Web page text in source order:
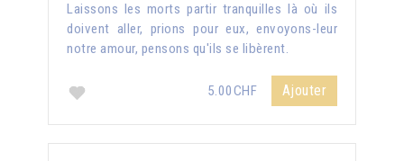
Laissons les morts partir tranquilles là où ils
doivent aller, prions pour eux, envoyons-leur
notre amour, pensons qu'ils se libèrent.
5.00CHF Ajouter